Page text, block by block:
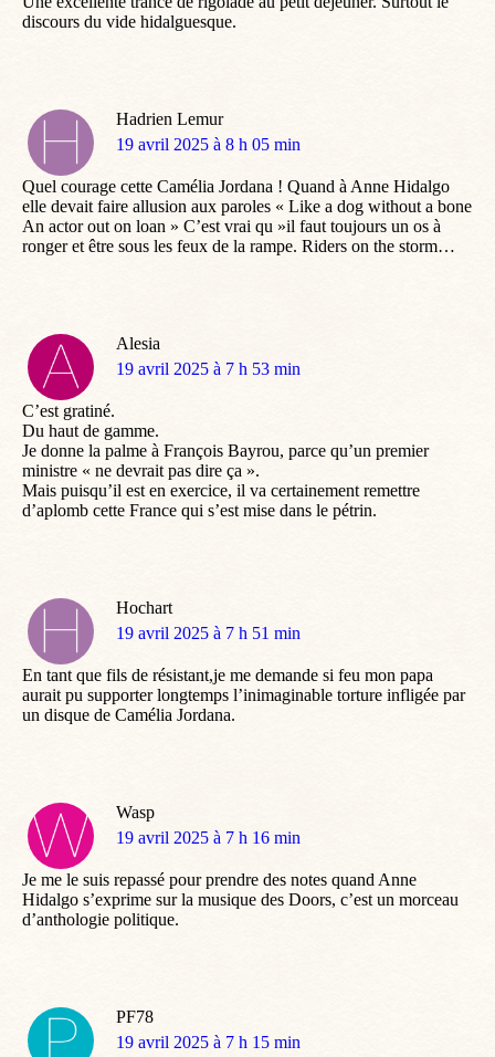
discours du vide hidalguesque.
Hadrien Lemur
dit
19 avril 2025 à 8 h 05 min
Quel courage cette Camélia Jordana ! Quand à Anne Hidalgo
elle devait faire allusion aux paroles « Like a dog without a bone
An actor out on loan » C’est vrai qu »il faut toujours un os à
ronger et être sous les feux de la rampe. Riders on the storm…
Alesia
dit
19 avril 2025 à 7 h 53 min
C’est gratiné.
Du haut de gamme.
Je donne la palme à François Bayrou, parce qu’un premier
ministre « ne devrait pas dire ça ».
Mais puisqu’il est en exercice, il va certainement remettre
d’aplomb cette France qui s’est mise dans le pétrin.
Hochart
dit
19 avril 2025 à 7 h 51 min
En tant que fils de résistant,je me demande si feu mon papa
aurait pu supporter longtemps l’inimaginable torture infligée par
un disque de Camélia Jordana.
Wasp
dit
19 avril 2025 à 7 h 16 min
Je me le suis repassé pour prendre des notes quand Anne
Hidalgo s’exprime sur la musique des Doors, c’est un morceau
d’anthologie politique.
PF78
dit
19 avril 2025 à 7 h 15 min